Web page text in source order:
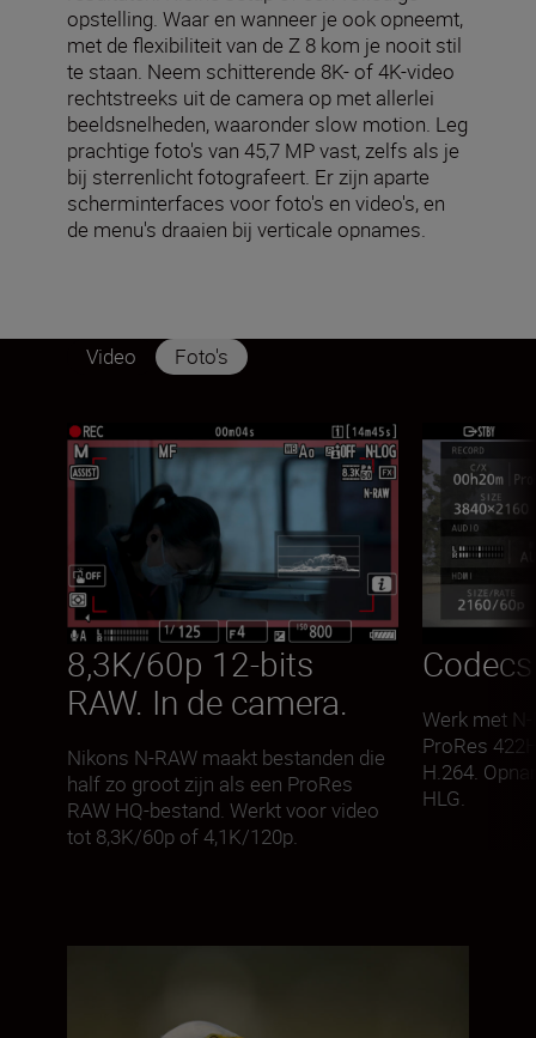
opstelling. Waar en wanneer je ook opneemt,
met de flexibiliteit van de Z 8 kom je nooit stil
te staan. Neem schitterende 8K- of 4K-video
rechtstreeks uit de camera op met allerlei
beeldsnelheden, waaronder slow motion. Leg
prachtige foto's van 45,7 MP vast, zelfs als je
bij sterrenlicht fotografeert. Er zijn aparte
scherminterfaces voor foto's en video's, en
de menu's draaien bij verticale opnames.
Video Foto's
8,3K/60p 12-bits
RAW. In de camera.
Nikons N-RAW maakt bestanden die
half zo groot zijn als een ProRes
RAW HQ-bestand. Werkt voor video
tot 8,3K/60p of 4,1K/120p.
Werk met N-
ProRes
H.264.
HLG.